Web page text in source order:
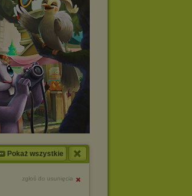
Pokaż wszystkie
zgłoś do usunięcia